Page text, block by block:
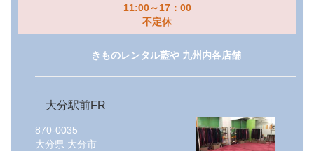
11:00～17：00
不定休
きものレンタル藍や 九州内各店舗
大分駅前FR
870-0035
大分県 大分市